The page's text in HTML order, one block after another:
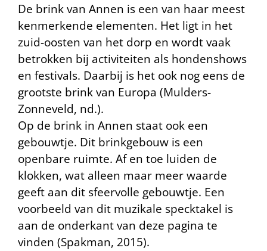
De brink van Annen is een van haar meest
kenmerkende elementen. Het ligt in het
zuid-oosten van het dorp en wordt vaak
betrokken bij activiteiten als hondenshows
en festivals. Daarbij is het ook nog eens de
grootste brink van Europa (Mulders-
Zonneveld, nd.).
Op de brink in Annen staat ook een
gebouwtje. Dit brinkgebouw is een
openbare ruimte. Af en toe luiden de
klokken, wat alleen maar meer waarde
geeft aan dit sfeervolle gebouwtje. Een
voorbeeld van dit muzikale specktakel is
aan de onderkant van deze pagina te
vinden (Spakman, 2015).